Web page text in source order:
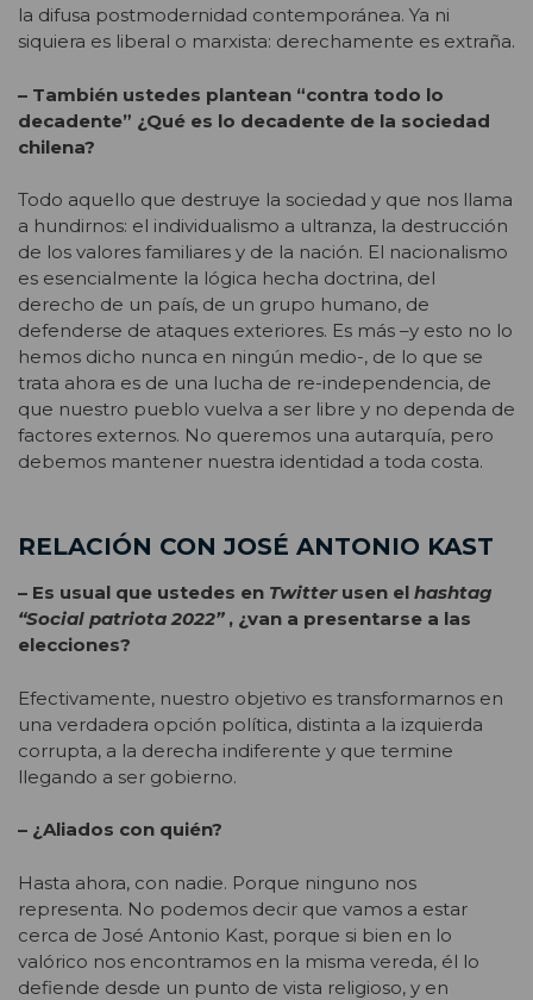
la difusa postmodernidad contemporánea. Ya ni
siquiera es liberal o marxista: derechamente es extraña.
– También ustedes plantean “contra todo lo
decadente” ¿Qué es lo decadente de la sociedad
chilena?
Todo aquello que destruye la sociedad y que nos llama
a hundirnos: el individualismo a ultranza, la destrucción
de los valores familiares y de la nación. El nacionalismo
es esencialmente la lógica hecha doctrina, del
derecho de un país, de un grupo humano, de
defenderse de ataques exteriores. Es más –y esto no lo
hemos dicho nunca en ningún medio-, de lo que se
trata ahora es de una lucha de re-independencia, de
que nuestro pueblo vuelva a ser libre y no dependa de
factores externos. No queremos una autarquía, pero
debemos mantener nuestra identidad a toda costa.
RELACIÓN CON JOSÉ ANTONIO KAST
– Es usual que ustedes en Twitterusen el hashtag
“Social patriota 2022”, ¿van a presentarse a las
elecciones?
Efectivamente, nuestro objetivo es transformarnos en
una verdadera opción política, distinta a la izquierda
corrupta, a la derecha indiferente y que termine
llegando a ser gobierno.
– ¿Aliados con quién?
Hasta ahora, con nadie. Porque ninguno nos
representa. No podemos decir que vamos a estar
cerca de José Antonio Kast, porque si bien en lo
valórico nos encontramos en la misma vereda, él lo
defiende desde un punto de vista religioso, y en